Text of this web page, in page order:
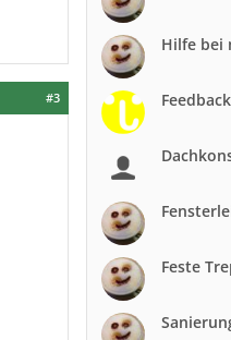
#3
Hilfe bei
Feste